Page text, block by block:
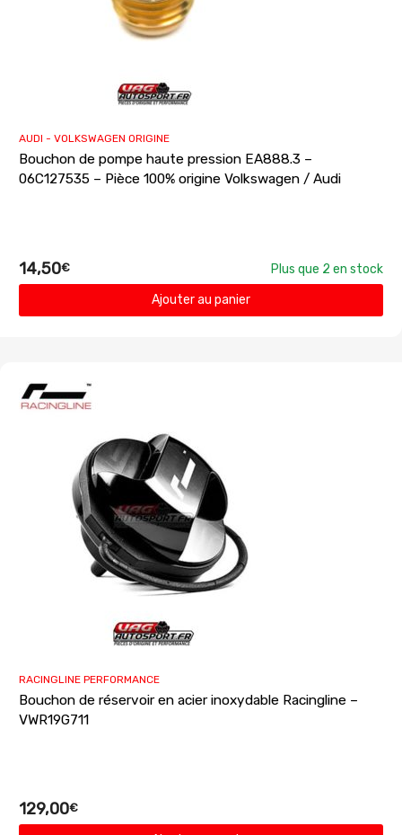
AUDI - VOLKSWAGEN ORIGINE
Bouchon de pompe haute pression EA888.3 –
06C127535 – Pièce 100% origine Volkswagen / Audi
14,50€
Plus que 2 en stock
Ajouter au panier
RACINGLINE PERFORMANCE
Bouchon de réservoir en acier inoxydable Racingline –
VWR19G711
129,00€